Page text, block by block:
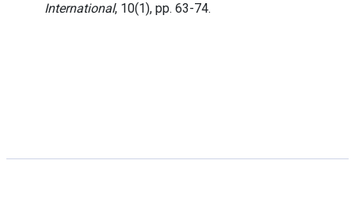
International, 10(1), pp. 63-74.